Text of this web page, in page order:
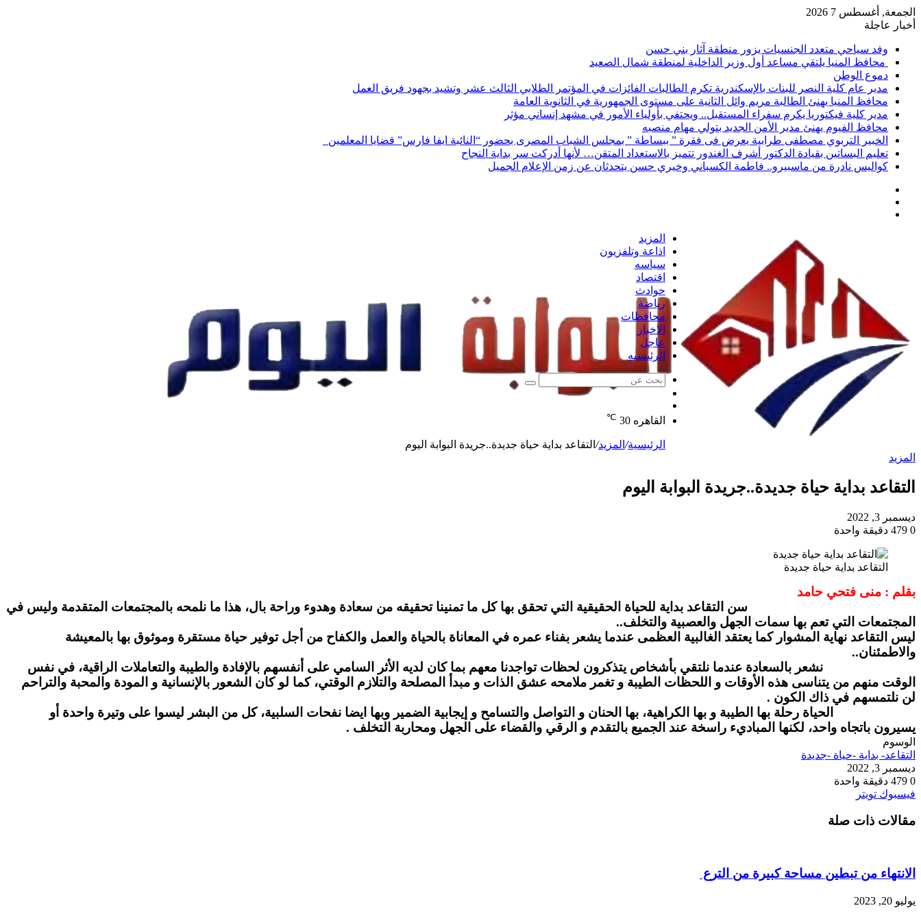
الجمعة, أغسطس 7 2026
أخبار عاجلة
وفد سياحي متعدد الجنسيات يزور منطقة آثار بني حسن
محافظ المنيا يلتقي مساعد أول وزير الداخلية لمنطقة شمال الصعيد
دموع الوطن
مدير عام كلية النصر للبنات بالإسكندرية تكرم الطالبات الفائزات في المؤتمر الطلابي الثالث عشر وتشيد بجهود فريق العمل
محافظ المنيا يهنئ الطالبة مريم وائل الثانية على مستوى الجمهورية في الثانوية العامة
مدير كلية فيكتوريا يكرم سفراء المستقبل.. ويحتفي بأولياء الأمور في مشهد إنساني مؤثر
محافظ الفيوم يهنئ مدير الأمن الجديد بتولي مهام منصبه
الخبير التربوي مصطفى طرابية يعرض فى فقرة ” ببساطة ” بمجلس الشباب المصرى بحضور “النائبة ايفا فارس” قضايا المعلمين
تعليم البساتين بقيادة الدكتور أشرف الغندور تتميز بالاستعداد المتقن… لأنها أدركت سر بداية النجاح
كواليس نادرة من ماسبيرو.. فاطمة الكسباني وخيري حسن يتحدثان عن زمن الإعلام الجميل
المزيد
اذاعة وتلفزيون
سياسه
اقتصاد
حوادث
رياضة
محافظات
الاخبار
عاجل
الرئيسيه
بحث
عشوائي
القاهره 30
℃
الرئيسية/ المزيد/ التقاعد بداية حياة جديدة..جريدة البوابة اليوم
المزيد
التقاعد بداية حياة جديدة..جريدة البوابة اليوم
ديسمبر 3, 2022
0
دقيقة واحدة
التقاعد بداية حياة جديدة
بقلم : منى فتحي حامد
سن التقاعد بداية للحياة الحقيقية التي تحقق بها كل ما تمنينا تحقيقه من سعادة وهدوء وراحة بال، هذا ما نلمحه بالمجتمعات المتقدمة وليس في
المجتمعات التي تعم بها سمات الجهل والعصبية والتخلف..
ليس التقاعد نهاية المشوار كما يعتقد الغالبية العظمى عندما يشعر بفناء عمره في المعاناة بالحياة والعمل والكفاح من أجل توفير حياة مستقرة وموثوق بها بالمعيشة
والاطمئنان..
نشعر بالسعادة عندما نلتقي بأشخاص يتذكرون لحظات تواجدنا معهم بما كان لديه الأثر السامي على أنفسهم بالإفادة والطيبة والتعاملات الراقية، في نفس
الوقت منهم من يتناسى هذه الأوقات و اللحظات الطيبة و تغمر ملامحه عشق الذات و مبدأ المصلحة والتلازم الوقتي، كما لو كان الشعور بالإنسانية و المودة والمحبة والتراحم
لن نلتمسهم في ذاك الكون .
الحياة رحلة بها الطيبة و بها الكراهية، بها الحنان و التواصل والتسامح و إيجابية الضمير وبها ايضا نفحات السلبية، كل من البشر ليسوا على وتيرة واحدة أو
يسيرون باتجاه واحد، لكنها المباديء راسخة عند الجميع بالتقدم و الرقي والقضاء على الجهل ومحاربة التخلف .
الوسوم
التقاعد- بداية -حياة -جديدة
ديسمبر 3, 2022
0
دقيقة واحدة
فيسبوك تويتر
البريد
مقالات ذات صلة
الانتهاء من تبطين مساحة كبيرة من الترع
يوليو 20, 2023